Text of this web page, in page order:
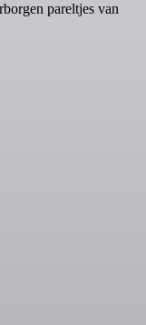
pareltjes van